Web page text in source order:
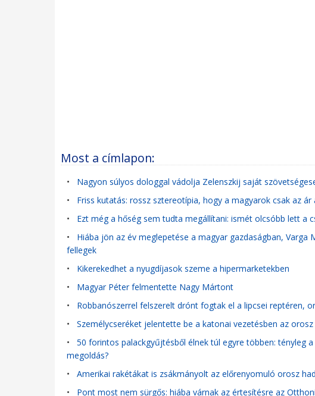
Most a címlapon:
• Nagyon súlyos dologgal vádolja Zelenszkij saját
• Friss kutatás: rossz sztereotípia, hogy a magyarok csak az
• Ezt még a hőség sem tudta megállítani: ismét olcsóbb lett a
• Hiába jön az év meglepetése a magyar gazdaságban,
fellegek
• Kikerekedhet a nyugdíjasok szeme a hipermarketekben
• Magyar Péter felmentette Nagy Mártont
• Robbanószerrel felszerelt drónt fogtak el a lipcsei reptéren,
• Személycseréket jelentette be a katonai vezetésben az
• 50 forintos palackgyűjtésből élnek túl egyre többen: tényleg
megoldás?
• Amerikai rakétákat is zsákmányolt az előrenyomuló orosz
• Pont most nem sürgős: hiába várnak az értesítésre az